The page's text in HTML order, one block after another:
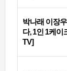
박나래 이장
다, 1인 1케이
TV]